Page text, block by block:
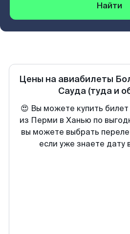
Найти
Цены на авиабилеты
Сауда (туда и
😍 Вы можете купить
из Перми в Ханью по
вы можете выбрать
если уже знаете дату